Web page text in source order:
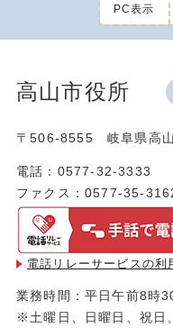
PC表示
高山市役所
〒506-8555 岐阜県高
電話：0577-32-3333
ファクス：0577-35-
電話リレーサービスの利
業務時間：平日午前8時
※土曜日、日曜日、祝日